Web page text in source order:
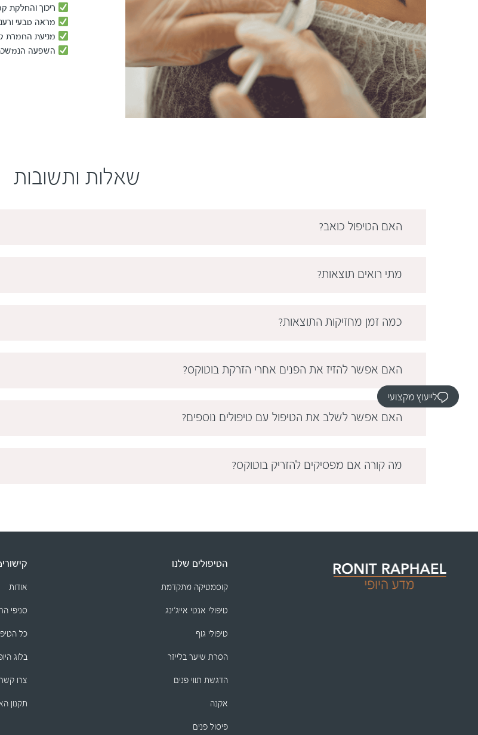
ריכוך והחלקת
מראה טבעי
מניעת החמרת
השפעה
שאלות ותשובות
האם הטיפול כואב?
מתי רואים תוצאות?
כמה זמן מחזיקות התוצאות?
האם אפשר להזיז את הפנים אחרי הזרקת בוטוקס?
האם אפשר לשלב את הטיפול עם טיפולים נוספים?
מה קורה אם מפסיקים להזריק בוטוקס?
הטיפולים שלנו
קוסמטיקה מתקדמת
טיפולי אנטי אייג׳ינג
טיפולי גוף
הסרת שיער בלייזר
הדגשת תווי פנים
אקנה
פיסול פנים
אודות
סניפי
כל
בלוג
צרו קשר
תקנון
לייעוץ מקצועי